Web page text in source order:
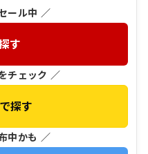
ール中 ／
す
チェック ／
探す
中かも ／